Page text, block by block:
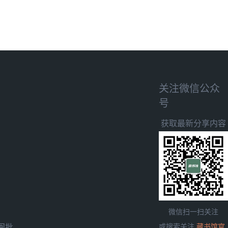
关注微信公众
号
获取最新分享内容
微信扫一扫关注
或搜索关注 藏书馆官